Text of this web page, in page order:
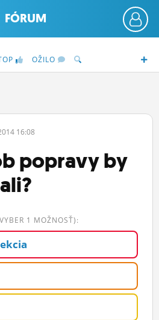
FÓRUM
OŽILO
16:08
popravy by
1 MOŽNOSŤ):